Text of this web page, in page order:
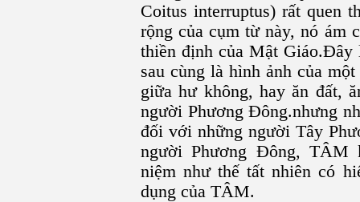
Coitus interruptus) rất quen
rộng của cụm từ này, nó ám
thiền định của Mật
sau cùng là hình ảnh của
giữa hư không, hay ăn đất,
người Phương Ðông.nhưng
đối với những người Tây
người Phương Ðông, TÂM
niệm như thế tất nhiên có
dụng của TÂM.